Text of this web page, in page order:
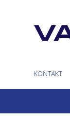
KONTAKT